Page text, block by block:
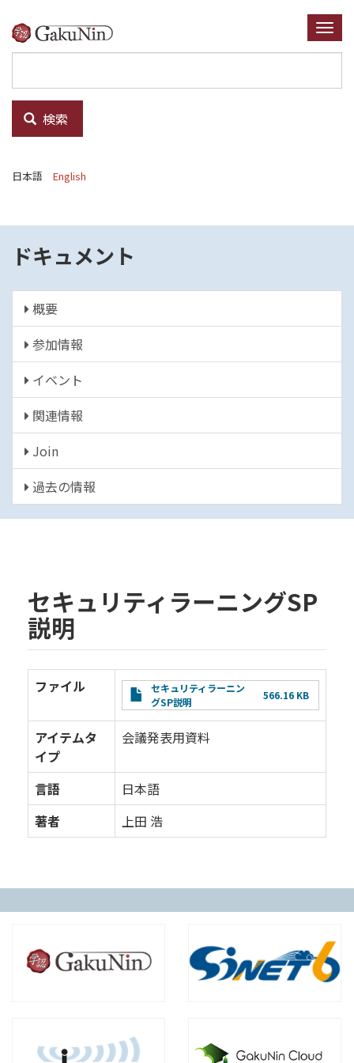
イ
ン
ン
テ
ツ
検索
日本語 English
ドキュメント
概要
参加情報
イベント
関連情報
Join
過去の情報
セキュリティラーニングSP
説明
ファイル File
セキュリティラーニン
グSP説明
566.16 KB
アイテムタ
イプ
会議発表用資料
言語
日本語
著者
上田 浩